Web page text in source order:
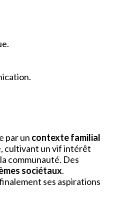
par un contexte familial
cultivant un vif intérêt
communauté. Des
sociétaux.
ses aspirations